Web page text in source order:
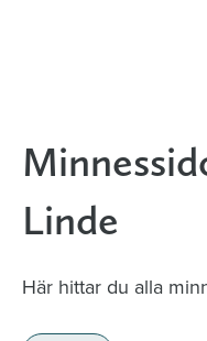
Linde
Här hittar du alla